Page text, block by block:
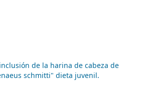
de la harina de cabeza de
schmitti" dieta juvenil.